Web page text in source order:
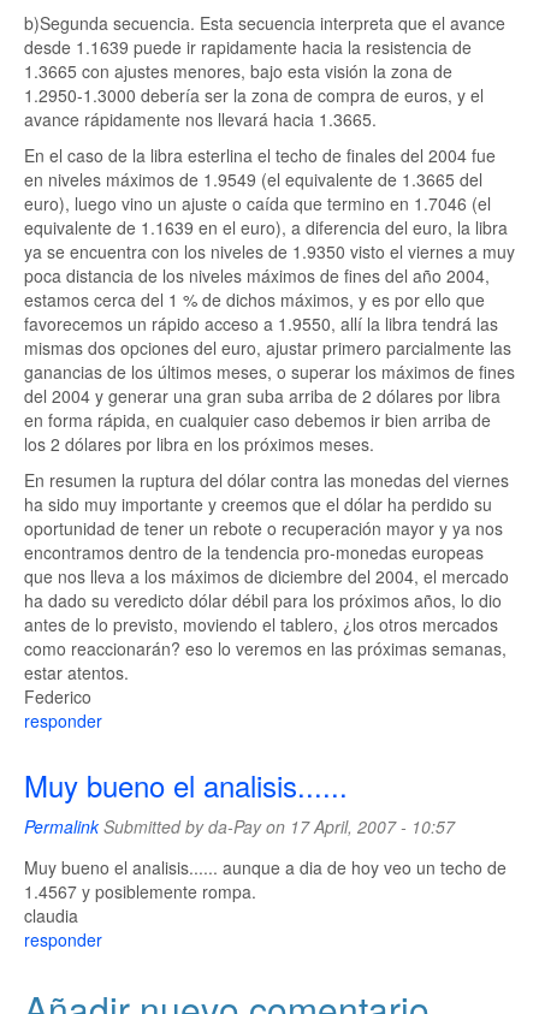
b)Segunda secuencia. Esta secuencia interpreta que el avance
desde 1.1639 puede ir rapidamente hacia la resistencia de
1.3665 con ajustes menores, bajo esta visión la zona de
1.2950-1.3000 debería ser la zona de compra de euros, y el
avance rápidamente nos llevará hacia 1.3665.
En el caso de la libra esterlina el techo de finales del 2004 fue
en niveles máximos de 1.9549 (el equivalente de 1.3665 del
euro), luego vino un ajuste o caída que termino en 1.7046 (el
equivalente de 1.1639 en el euro), a diferencia del euro, la libra
ya se encuentra con los niveles de 1.9350 visto el viernes a muy
poca distancia de los niveles máximos de fines del año 2004,
estamos cerca del 1 % de dichos máximos, y es por ello que
favorecemos un rápido acceso a 1.9550, allí la libra tendrá las
mismas dos opciones del euro, ajustar primero parcialmente las
ganancias de los últimos meses, o superar los máximos de fines
del 2004 y generar una gran suba arriba de 2 dólares por libra
en forma rápida, en cualquier caso debemos ir bien arriba de
los 2 dólares por libra en los próximos meses.
En resumen la ruptura del dólar contra las monedas del viernes
ha sido muy importante y creemos que el dólar ha perdido su
oportunidad de tener un rebote o recuperación mayor y ya nos
encontramos dentro de la tendencia pro-monedas europeas
que nos lleva a los máximos de diciembre del 2004, el mercado
ha dado su veredicto dólar débil para los próximos años, lo dio
antes de lo previsto, moviendo el tablero, ¿los otros mercados
como reaccionarán? eso lo veremos en las próximas semanas,
estar atentos.
Federico
responder
Muy bueno el analisis......
PermalinkSubmitted byda-Payon 17 April, 2007 - 10:57
Muy bueno el analisis...... aunque a dia de hoy veo un techo de
1.4567 y posiblemente rompa.
claudia
responder